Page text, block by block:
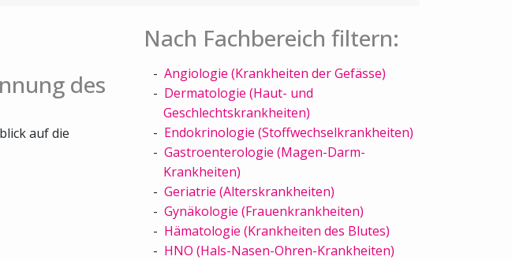
des
auf die
Nach Fachbereich filtern:
Angiologie (Krankheiten der Gefässe)
Dermatologie (Haut- und
Geschlechtskrankheiten)
Endokrinologie (Stoffwechselkrankheiten)
Gastroenterologie (Magen-Darm-
Krankheiten)
Geriatrie (Alterskrankheiten)
Gynäkologie (Frauenkrankheiten)
Hämatologie (Krankheiten des Blutes)
HNO (Hals-Nasen-Ohren-Krankheiten)